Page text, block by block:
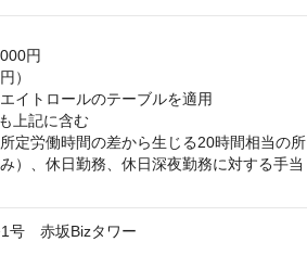
円
）
イトロールのテーブルを適用
上記に含む
労働時間の差から生じる20時間相当の所
）、休日勤務、休日深夜勤務に対する手当
号 赤坂Bizタワー